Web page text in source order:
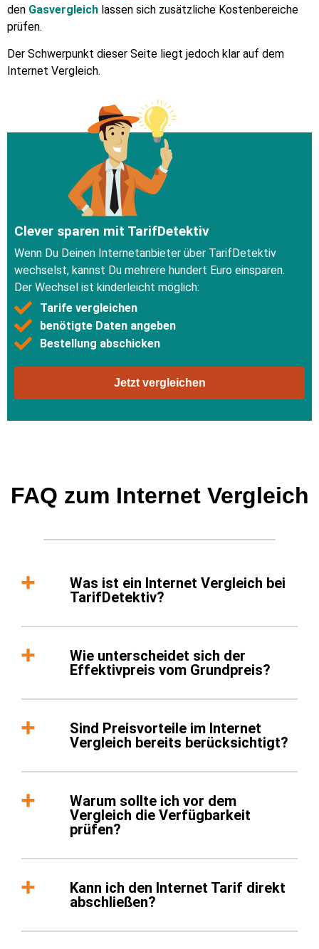
den Gasvergleich lassen sich zusätzliche Kostenbereiche
prüfen.
Der Schwerpunkt dieser Seite liegt jedoch klar auf dem
Internet Vergleich.
Clever sparen mit TarifDetektiv
Wenn Du Deinen Internetanbieter über TarifDetektiv
wechselst, kannst Du mehrere hundert Euro einsparen.
Der Wechsel ist kinderleicht möglich:
Tarife vergleichen
benötigte Daten angeben
Bestellung abschicken
Jetzt vergleichen
FAQ zum Internet Vergleich
Was ist ein Internet Vergleich bei
TarifDetektiv?
Wie unterscheidet sich der
Effektivpreis vom Grundpreis?
Sind Preisvorteile im Internet
Vergleich bereits berücksichtigt?
Warum sollte ich vor dem
Vergleich die Verfügbarkeit
prüfen?
Kann ich den Internet Tarif direkt
abschließen?